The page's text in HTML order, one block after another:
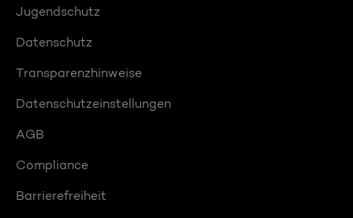
Jugendschutz
Datenschutz
Transparenzhinweise
Datenschutzeinstellungen
AGB
Compliance
Barrierefreiheit